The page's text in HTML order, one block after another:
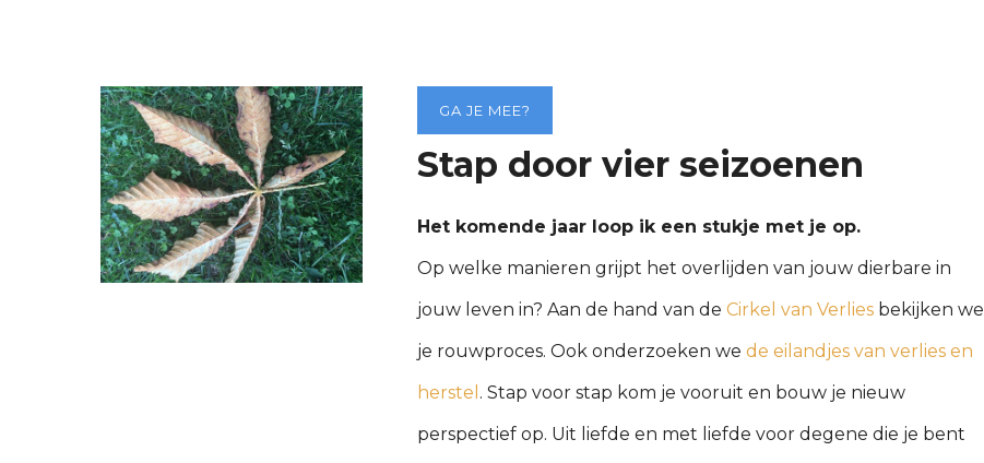
GA JE MEE?
Stap door vier seizoenen
Het komende jaar loop ik een stukje met je op.
Op welke manieren grijpt het overlijden van jouw dierbare in
jouw leven in? Aan de hand van de Cirkel van Verliesbekijken we
je rouwproces. Ook onderzoeken we de eilandjes van verlies en
herstel . Stap voor stap kom je vooruit en bouw je nieuw
perspectief op. Uit liefde en met liefde voor degene die je bent